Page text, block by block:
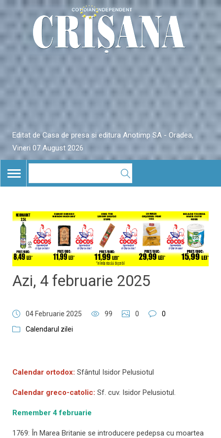
Editat de Casa de presa si editura Anotimp SA - Oradea,
Vineri 07 August 2026
TOGGLE
NAVIGATION
Azi, 4 februarie 2025
04 Februarie 2025 99 0
0
Calendarul zilei
Calendar ortodox: Sfântul Isidor Pelusiotul
Calendar greco-catolic: Sf. cuv. Isidor Pelusiotul.
Remember 4 februarie
1769: În Marea Britanie se introducere pedepsa cu moartea